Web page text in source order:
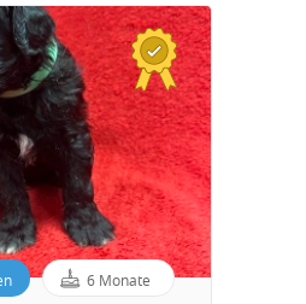
6 Monate